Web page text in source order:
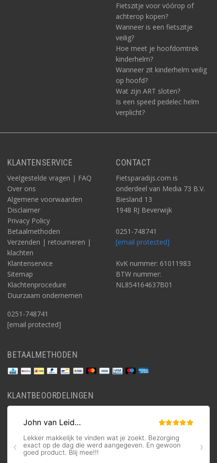
Fietszitje voor vóórop of
achterop kopen?
Wanneer is een fietszitje
veilig?
Hoe meet je hoofdomtrek
kinderhelm?
Wanneer zit kinderhelm veilig
op hoofd?
Wat zijn ART sloten?
Is een speed pedelec helm
verplicht?
KLANTENSERVICE
Veelgestelde vragen | FAQ
Over ons
Algemene voorwaarden
Disclaimer
Privacy Policy
Betaalmethoden
Verzenden | retourneren |
klachten
Klantenservice
Sitemap
Klachtenprocedure
Duurzaam ondernemen
0251-748741
[email protected]
CONTACT
Fietsparadijs.com is
onderdeel van Media 73 B.V.
Biesland 13
1948 RJ Beverwijk
0251-748741
[email protected]
KvK nummer: 61011983
BTW nummer:
NL854164637B01
BETAALMETHODEN
KLANTBEOORDELINGEN